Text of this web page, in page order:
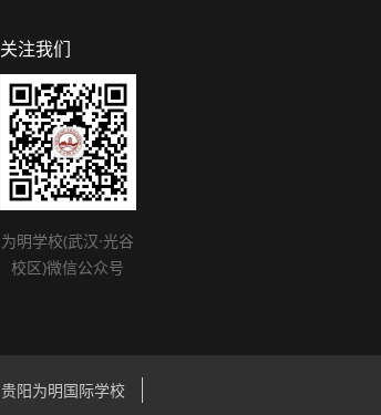
关注我们
为明学校(武汉·光谷
校区)微信公众号
贵阳为明国际学校